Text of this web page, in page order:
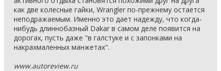
как две колесные гайки, Wrangler по-прежнему остается
неподражаемым. Именно это дает надежду, что когда-
нибудь длиннобазный Dakar в самом деле появится на
дорогах, пусть даже "в галстуке и с запонками на
накрахмаленных манжетах".
www.autoreview.ru